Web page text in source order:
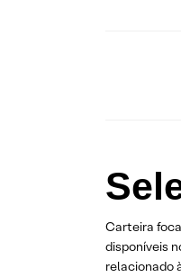
Carteira
disponíveis
relacionado